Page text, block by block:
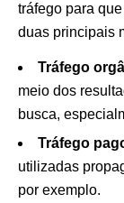
tráfego para
duas principais
Tráfego
meio dos
busca,
Tráfego
utilizadas
por exemplo.